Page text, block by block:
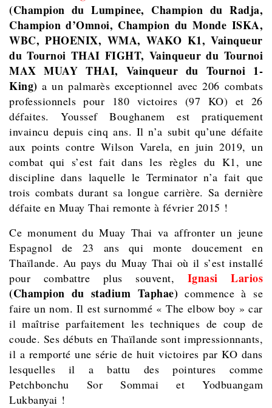
(Champion du Lumpinee, Champion du Radja,
Champion d’Omnoi, Champion du Monde ISKA,
WBC, PHOENIX, WMA, WAKO K1, Vainqueur
du Tournoi THAI FIGHT, Vainqueur du Tournoi
MAX MUAY THAI, Vainqueur du Tournoi 1-
King) a un palmarès exceptionnel avec 206 combats
professionnels pour 180 victoires (97 KO) et 26
défaites. Youssef Boughanem est pratiquement
invaincu depuis cinq ans. Il n’a subit qu’une défaite
aux points contre Wilson Varela, en juin 2019, un
combat qui s’est fait dans les règles du K1, une
discipline dans laquelle le Terminator n’a fait que
trois combats durant sa longue carrière. Sa dernière
défaite en Muay Thai remonte à février 2015 !
Ce monument du Muay Thai va affronter un jeune
Espagnol de 23 ans qui monte doucement en
Thaïlande. Au pays du Muay Thai où il s’est installé
pour combattre plus souvent, Ignasi Larios
(Champion du stadium Taphae) commence à se
faire un nom. Il est surnommé « The elbow boy » car
il maîtrise parfaitement les techniques de coup de
coude. Ses débuts en Thaïlande sont impressionnants,
il a remporté une série de huit victoires par KO dans
lesquelles il a battu des pointures comme
Petchbonchu Sor Sommai et Yodbuangam
Lukbanyai !